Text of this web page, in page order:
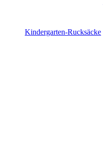
Kindergarten-Rucksäcke